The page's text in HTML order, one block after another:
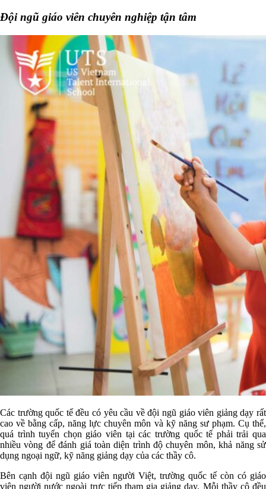
Đội ngũ giáo viên chuyên nghiệp tận tâm
Các trường quốc tế đều có yêu cầu về đội ngũ giáo viên giảng dạy rất
cao về bằng cấp, năng lực chuyên môn và kỹ năng sư phạm. Cụ thể,
quá trình tuyển chọn giáo viên tại các trường quốc tế phải trải qua
nhiều vòng để đánh giá toàn diện trình độ chuyên môn, khả năng sử
dụng ngoại ngữ, kỹ năng giảng dạy của các thầy cô.
Bên cạnh đội ngũ giáo viên người Việt, trường quốc tế còn có giáo
viên người nước ngoài trực tiếp tham gia giảng dạy. Mỗi thầy cô đều